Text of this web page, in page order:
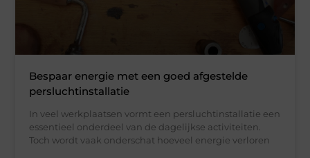
Bespaar energie met een goed afgestelde
persluchtinstallatie
In veel werkplaatsen vormt een persluchtinstallatie een
essentieel onderdeel van de dagelijkse activiteiten.
Toch wordt vaak onderschat hoeveel energie verloren